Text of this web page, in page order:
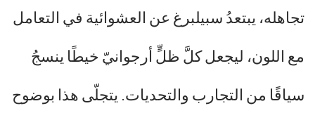
تجاهله، يبتعدُ سبيلبرغ عن العشوائية في التعامل
مع اللون، ليجعل كلَّ ظلٍّ أرجوانيّ خيطًا ينسجُ
سياقًا من التجارب والتحديات. يتجلّى هذا بوضوح